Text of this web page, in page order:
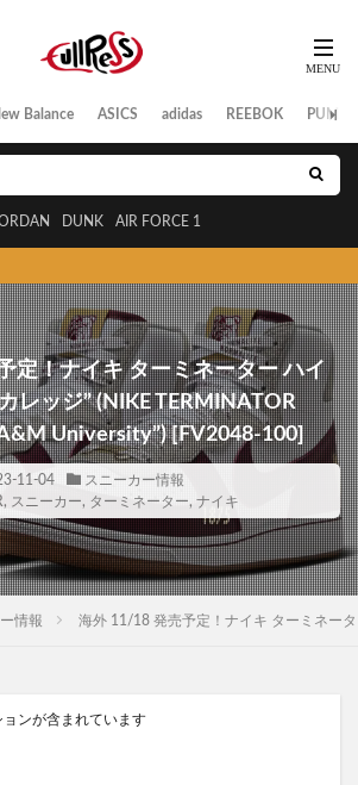
Balance ASICS adidas REEBOK PUMA
DUNK AIR FORCE 1
定！ナイキ ターミネーター ハイ
レッジ” (NIKE TERMINATOR
University”) [FV2048-100]
11-04
スニーカー情報
, スニーカー, ターミネーター, ナイキ
情報 海外 11/18 発売予定！ナイキ ターミネー
ンが含まれています